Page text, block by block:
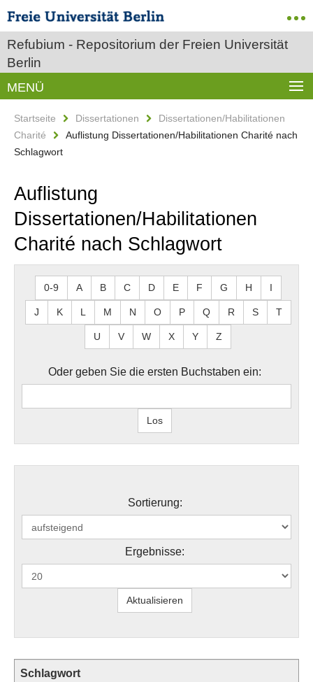
Refubium - Repositorium der Freien Universität
Berlin
MENÜ
Startseite Dissertationen
Dissertationen/Habilitationen
Charité
Auflistung Dissertationen/Habilitationen Charité nach
Schlagwort
Auflistung
Dissertationen/Habilitationen
Charité nach Schlagwort
0-9 A B C D E F G H I
J K L M N O P Q R S T
U V W X Y Z
Oder geben Sie die ersten Buchstaben ein:
Sortierung:
Ergebnisse:
Schlagwort